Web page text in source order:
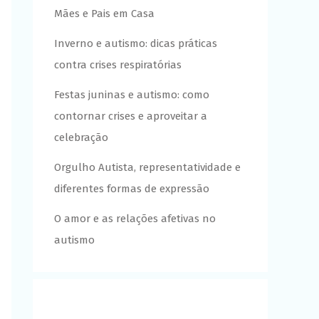
Mães e Pais em Casa
Inverno e autismo: dicas práticas
contra crises respiratórias
Festas juninas e autismo: como
contornar crises e aproveitar a
celebração
Orgulho Autista, representatividade e
diferentes formas de expressão
O amor e as relações afetivas no
autismo